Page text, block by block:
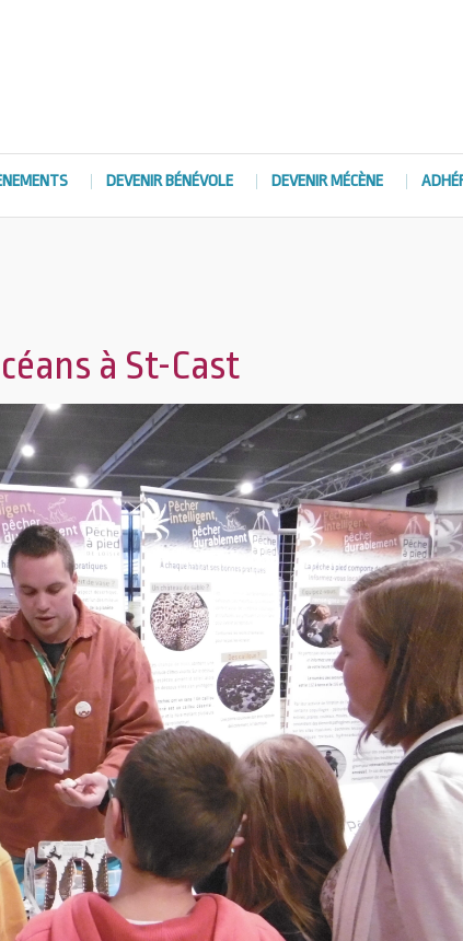
DEVENIR BÉNÉVOLE DEVENIR MÉCÈNE
à St-Cast